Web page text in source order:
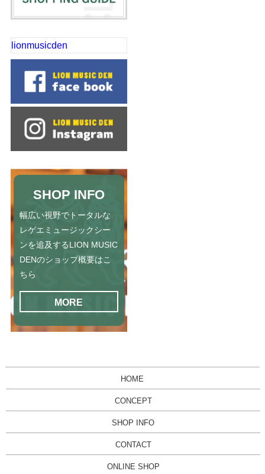
lionmusicden
SHOP INFO
幅広い視野でトータルな
レゲエミュージックシー
ンを追及するLION MUSIC
DENのショップ概要はこ
ちら
MORE
HOME
CONCEPT
SHOP INFO
CONTACT
ONLINE SHOP